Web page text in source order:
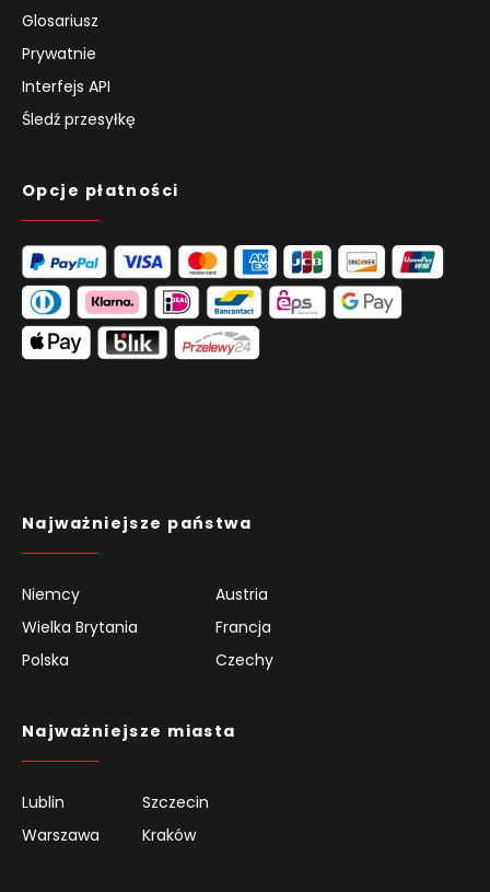
Glosariusz
Prywatnie
Interfejs API
Śledź przesyłkę
Opcje płatności
Najważniejsze państwa
Niemcy
Austria
Wielka Brytania
Francja
Polska
Czechy
Najważniejsze miasta
Lublin
Szczecin
Warszawa
Kraków